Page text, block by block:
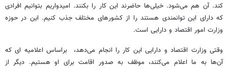
کند. آن هم می‌شود. خیلی‌ها حاضرند این کار را بکنند. امیدواریم بتوانیم افرادی
که دارای این توانمندی هستند را از کشورهای مختلف جذب کنیم. این در حوزه
وزارت امور اقتصاد و دارایی است.
وقتی وزارت اقتصاد و دارایی این کار را انجام می‌دهد، براساس اعلامیه ای که
آن‌ها به ما اعلام می‌کنند، موظف به صدور اقامت برای او هستیم. دیگر از